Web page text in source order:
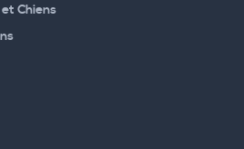
Chiens